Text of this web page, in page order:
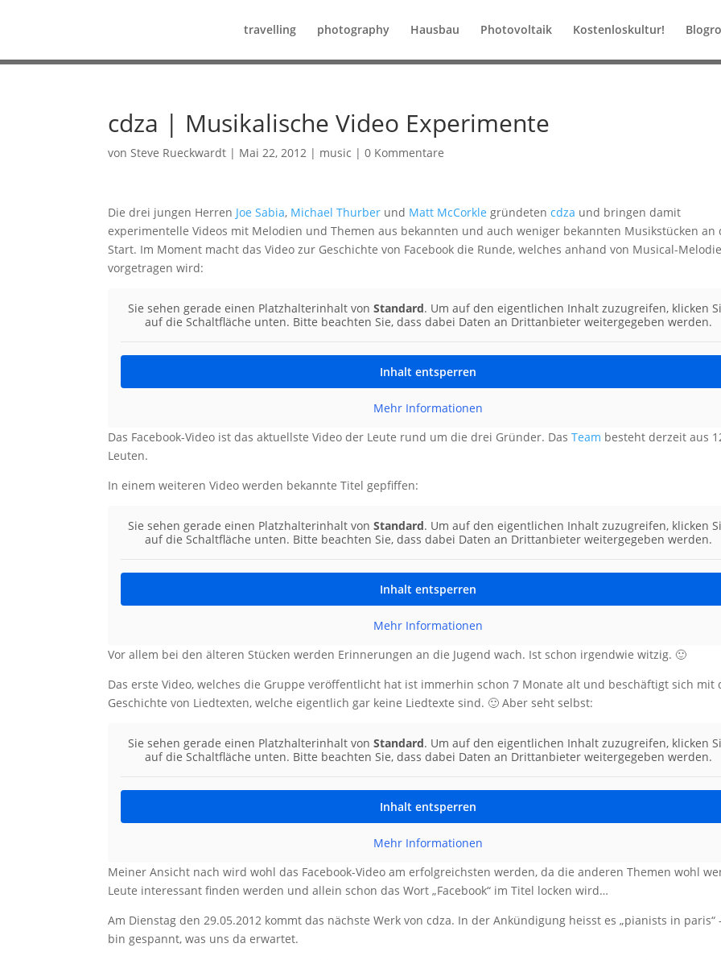
travelling photography Hausbau Photovoltaik Kostenloskultur!
cdza | Musikalische Video Experimente
vonSteve Rueckwardt | Mai 22, 2012 | music |0 Kommentare
Die drei jungen Herren Joe Sabia, Michael Thurber und Matt McCorkle gründetencdza und bringen damit
experimentelle Videos mit Melodien und Themen aus bekannten und auch weniger bekannten Musikstücken an
Start. Im Moment macht das Video zur Geschichte von Facebook die Runde, welches anhand von Musical-
vorgetragen wird:
Sie sehen gerade einen Platzhalterinhalt vonStandard. Um auf den eigentlichen Inhalt zuzugreifen, klicken
auf die Schaltfläche unten. Bitte beachten Sie, dass dabei Daten an Drittanbieter weitergegeben werden.
Inhalt entsperren
Mehr Informationen
Das Facebook-Video ist das aktuellste Video der Leute rund um die drei Gründer. DasTeam besteht derzeit aus
Leuten.
In einem weiteren Video werden bekannte Titel gepfiffen:
Sie sehen gerade einen Platzhalterinhalt vonStandard. Um auf den eigentlichen Inhalt zuzugreifen, klicken
auf die Schaltfläche unten. Bitte beachten Sie, dass dabei Daten an Drittanbieter weitergegeben werden.
Inhalt entsperren
Mehr Informationen
Vor allem bei den älteren Stücken werden Erinnerungen an die Jugend wach. Ist schon irgendwie witzig. 🙂
Das erste Video, welches die Gruppe veröffentlicht hat ist immerhin schon 7 Monate alt und beschäftigt sich mit
Geschichte von Liedtexten, welche eigentlich gar keine Liedtexte sind. 🙂 Aber seht selbst:
Sie sehen gerade einen Platzhalterinhalt vonStandard. Um auf den eigentlichen Inhalt zuzugreifen, klicken
auf die Schaltfläche unten. Bitte beachten Sie, dass dabei Daten an Drittanbieter weitergegeben werden.
Inhalt entsperren
Mehr Informationen
Meiner Ansicht nach wird wohl das Facebook-Video am erfolgreichsten werden, da die anderen Themen wohl
Leute interessant finden werden und allein schon das Wort „Facebook“ im Titel locken wird…
Am Dienstag den 29.05.2012 kommt das nächste Werk von cdza. In der Ankündigung heisst es „pianists in paris“
bin gespannt, was uns da erwartet.